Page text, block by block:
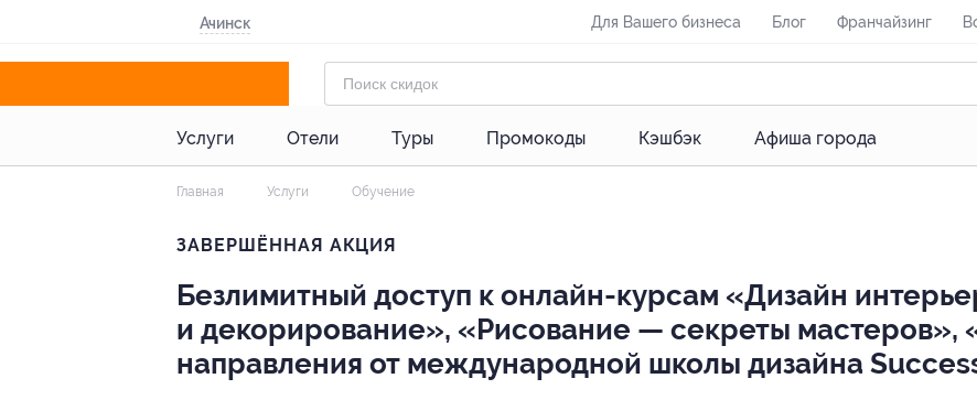
Ачинск Для Вашего бизнеса Блог Франчайзинг
Услуги Отели Туры Промокоды Кэшбэк Афиша города
Главная Услуги Обучение
ЗАВЕРШЁННАЯ АКЦИЯ
Безлимитный доступ к онлайн-курсам «Дизайн
и декорирование», «Рисование — секреты мастеров»,
направления от международной школы дизайна